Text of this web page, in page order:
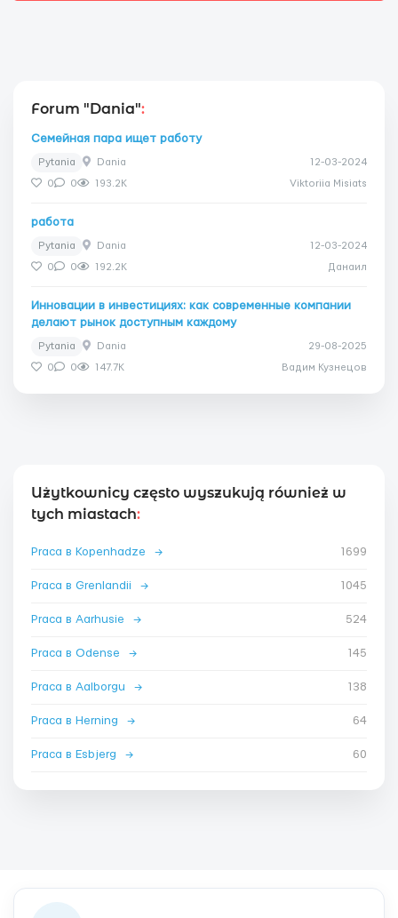
Forum "Dania":
Семейная пара ищет работу
Pytania Dania 12-03-2024
0 0 193.2K Viktoriia Misiats
работа
Pytania Dania 12-03-2024
0 0 192.2K Данаил
Инновации в инвестициях: как современные компании
делают рынок доступным каждому
Pytania Dania 29-08-2025
0 0 147.7K Вадим Кузнецов
Użytkownicy często wyszukują również w
tych miastach:
Praca в Kopenhadze → 1699
Praca в Grenlandii → 1045
Praca в Aarhusie → 524
Praca в Odense → 145
Praca в Aalborgu → 138
Praca в Herning → 64
Praca в Esbjerg → 60